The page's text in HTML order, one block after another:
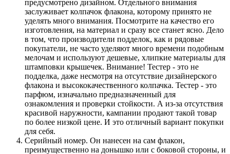
предусмотрено дизайном. Отдельного внимания
заслуживает колпачок флакона, которому принято не
уделять много внимания. Посмотрите на качество его
изготовления, на материал и сразу все станет ясно. Дело
в том, что производители подделок, как и рядовые
покупатели, не часто уделяют много времени подобным
мелочам и используют дешевые, хлипкие материалы для
штамповки крышечек. Внимание! Тестер - это не
подделка, даже несмотря на отсутствие дизайнерского
флакона и высококачественного колпачка. Тестер - это
парфюм, изначально предназначенный для
ознакомления и проверки стойкости. А из-за отсутствия
красивой наружности, кампании продают такой товар
по более низкой цене. И это отличный вариант покупки
для себя.
Серийный номер. Он нанесен на сам флакон,
преимущественно на донышко или с боковой стороны, и